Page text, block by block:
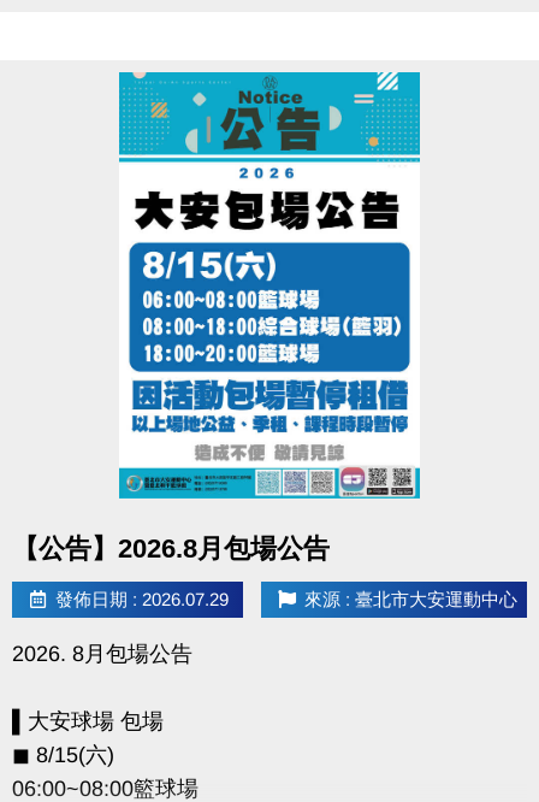
網路報名請點我(開啟新視窗)
▪︎ 大安APP 長佳Sports+ APP傳送門⬇
APPLE 傳送門點我(另開新視窗)
google play 傳送門點我(另開新視窗)
※網路報名僅開放四日內課程，且課程當天僅開放現場報名，額滿為
※報名後不得延期、換堂，如因私人因素辦理退費，需酌收20%手續
電話洽詢 (02)2396-0300 分機103、104
【公告】2026.8月包場公告
發佈日期 : 2026.07.29 來源 : 臺北市大安運動中心
2026. 8月包場公告
▌大安球場 包場
◼︎ 8/15(六)
06:00~08:00籃球場